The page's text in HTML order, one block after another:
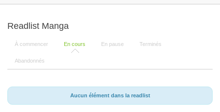
Readlist Manga
À commencer En cours En pause Terminés
Abandonnés
Aucun élément dans la readlist